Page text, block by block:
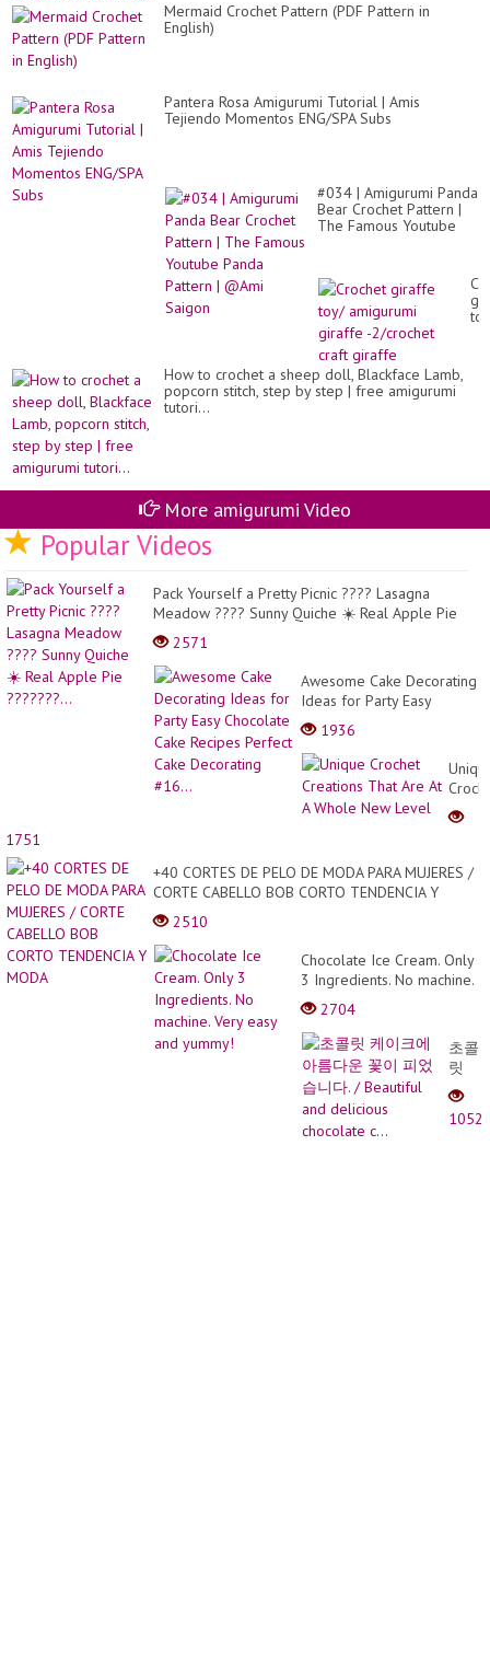
Mermaid Crochet Pattern (PDF Pattern in
English)
Pantera Rosa Amigurumi Tutorial | Amis
Tejiendo Momentos ENG/SPA Subs
#034 | Amigurumi Panda
Bear Crochet Pattern |
The Famous Youtube
How to crochet a sheep doll, Blackface Lamb,
popcorn stitch, step by step | free amigurumi
tutori...
More amigurumi Video
Popular Videos
Pack Yourself a Pretty Picnic ???? Lasagna
Meadow ???? Sunny Quiche ☀️ Real Apple Pie
???????...
2571
Awesome Cake Decorating
Ideas for Party Easy
Chocolate Cake Recipes
Perfect Cake Decorating
#16...
1936
That
At A
Whole
1751
+40 CORTES DE PELO DE MODA PARA MUJERES /
CORTE CABELLO BOB CORTO TENDENCIA Y
MODA
2510
Chocolate Ice Cream. Only
3 Ingredients. No machine.
Very easy and yummy!
2704
초콜
릿
케이
크에
아름
1052